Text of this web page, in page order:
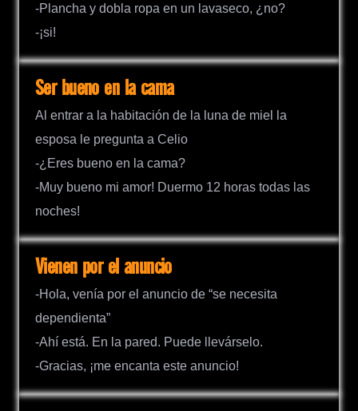
-Plancha y dobla ropa en un lavaseco, ¿no?
-¡si!
Ser bueno en la cama
Al entrar a la habitación de la luna de miel la
esposa le pregunta a Celio
-¿Eres bueno en la cama?
-Muy bueno mi amor! Duermo 12 horas todas las
noches!
Vienen por el anuncio
-Hola, venía por el anuncio de “se necesita
dependienta”
-Ahí está. En la pared. Puede llevárselo.
-Gracias, ¡me encanta este anuncio!